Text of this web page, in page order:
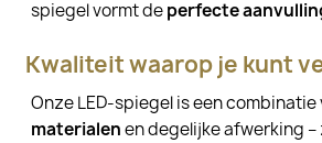
spiegel vormt deperfecte
Kwaliteit waarop je kunt
Onze LED-spiegel is een combinatie
materialenen degelijke afwerking –